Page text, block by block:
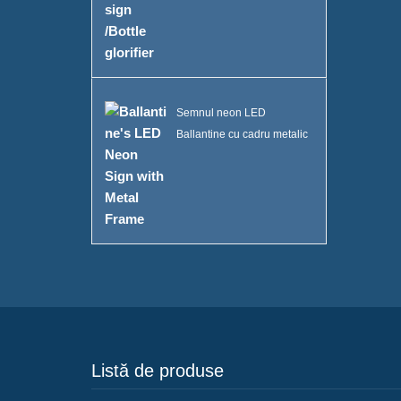
Semnul neon LED
Ballantine cu cadru metalic
Listă de produse